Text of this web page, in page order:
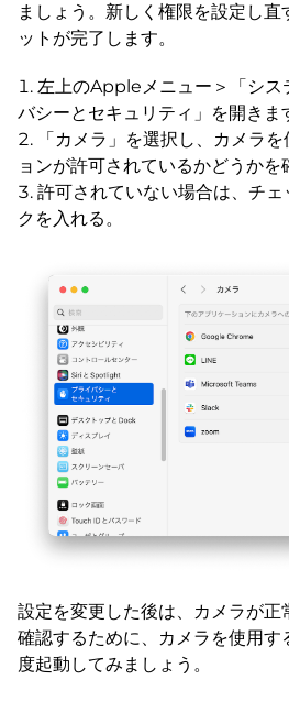
ましょう。新しく権限を設定し
ットが完了します。
左上のAppleメニュー＞「シス
バシーとセキュリティ」を開きま
「カメラ」を選択し、カメラ
ョンが許可されているかどうかを
許可されていない場合は、チ
クを入れる。
設定を変更した後は、カメラが正
確認するために、カメラを使用
度起動してみましょう。